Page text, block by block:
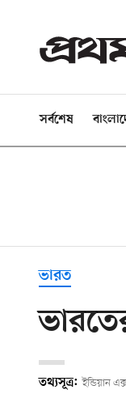
সর্বশেষ
ভারত
তথ্যসূত্র: ইন্ডিয়ান